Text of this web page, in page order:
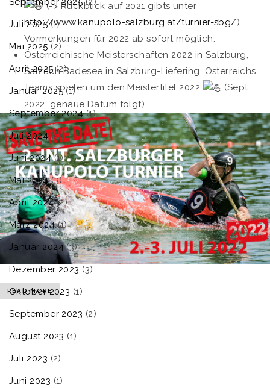
(-> Rückblick auf 2021 gibts unter
http://www.kanupolo-salzburg.at/turnier-sbg/)
Vormerkungen für 2022 ab sofort möglich.-
Österreichische Meisterschaften 2022 in Salzburg,
Salzach Badesee in Salzburg-Liefering. Österreichs
Teams spielen um den Meistertitel 2022
(Sept
2022, genaue Datum folgt)
READ MORE
Juli 2025(1)
Mai 2025 (2)
April 2025(2)
Januar 2025(1)
September 2024(1)
Juli 2024(5)
Juni 2024(1)
Mai 2024(3)
April 2024(2)
März 2024(1)
Januar 2024(3)
Dezember 2023 (3)
Oktober 2023 (1)
September 2023 (2)
August 2023 (1)
Juli 2023 (2)
Juni 2023 (1)